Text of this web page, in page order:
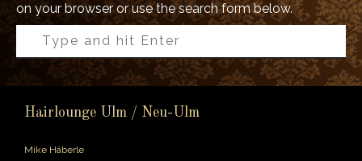
on your browser or use the search form below.
Hairlounge Ulm / Neu-Ulm
Mike Häberle